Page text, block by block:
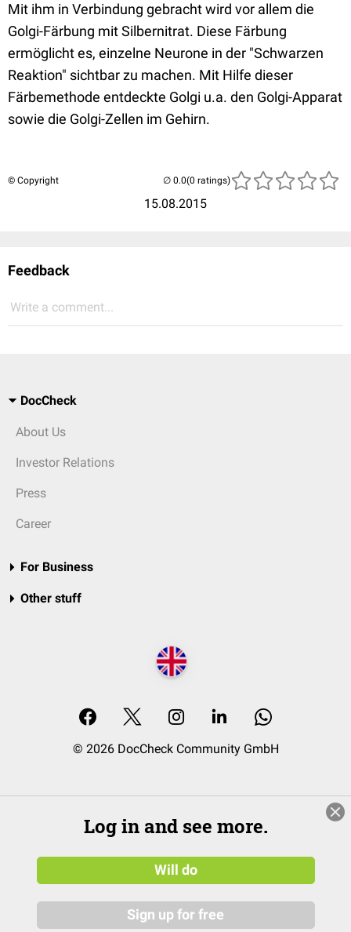
Mit ihm in Verbindung gebracht wird vor allem die
Golgi-Färbung mit Silbernitrat. Diese Färbung
ermöglicht es, einzelne Neurone in der "Schwarzen
Reaktion" sichtbar zu machen. Mit Hilfe dieser
Färbemethode entdeckte Golgi u.a. den Golgi-Apparat
sowie die Golgi-Zellen im Gehirn.
© Copyright
15.08.2015
(0 ratings)
Feedback
Write a comment...
DocCheck
About Us
Investor Relations
Press
Career
For Business
Other stuff
© 2026 DocCheck Community GmbH
Log in and see more.
Will do
Sign up for free